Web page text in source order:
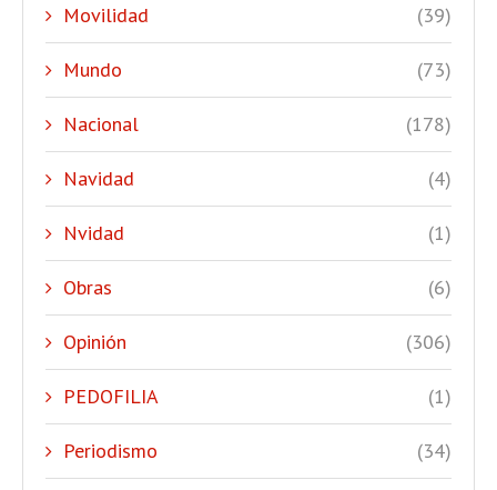
Movilidad (39)
Mundo (73)
Nacional (178)
Navidad (4)
Nvidad (1)
Obras (6)
Opinión (306)
PEDOFILIA (1)
Periodismo (34)